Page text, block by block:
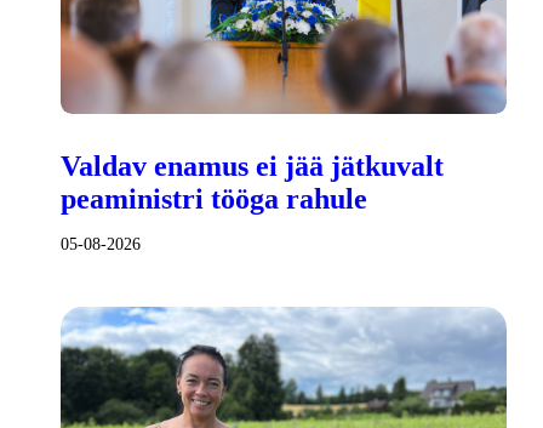
Valdav enamus ei jää jätkuvalt
peaministri tööga rahule
05-08-2026